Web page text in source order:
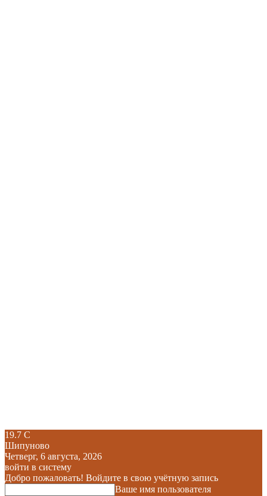
19.7 C
Шипуново
Четверг, 6 августа, 2026
войти в систему
Добро пожаловать! Войдите в свою учётную запись
Ваше имя пользователя